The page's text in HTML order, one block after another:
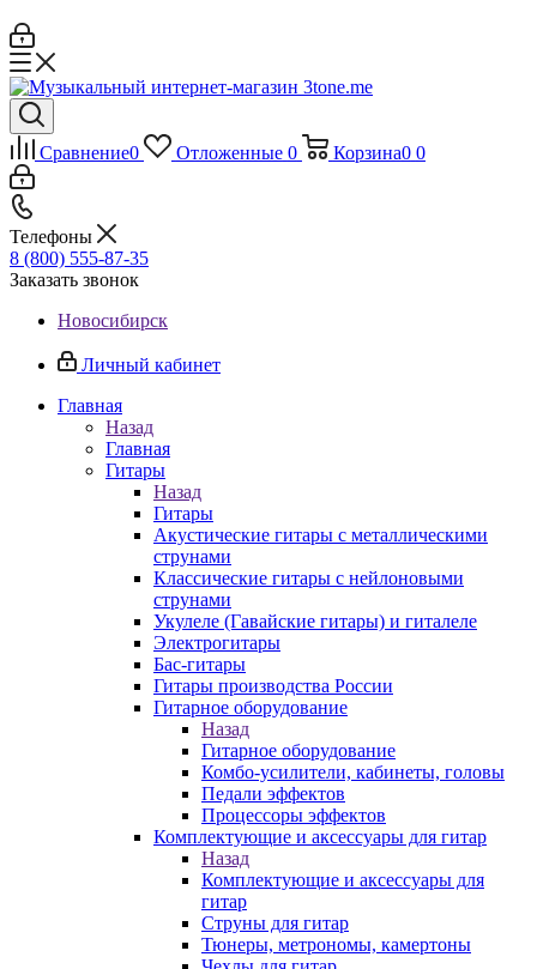
Сравнение0 Отложенные 0 Корзина0 0
Телефоны
8 (800) 555-87-35
Заказать звонок
Новосибирск
Личный кабинет
Главная
Назад
Главная
Гитары
Назад
Гитары
Акустические гитары с металлическими
струнами
Классические гитары с нейлоновыми
струнами
Укулеле (Гавайские гитары) и гиталеле
Электрогитары
Бас-гитары
Гитары производства России
Гитарное оборудование
Назад
Гитарное оборудование
Комбо-усилители, кабинеты, головы
Педали эффектов
Процессоры эффектов
Комплектующие и аксессуары для гитар
Назад
Комплектующие и аксессуары для
гитар
Струны для гитар
Тюнеры, метрономы, камертоны